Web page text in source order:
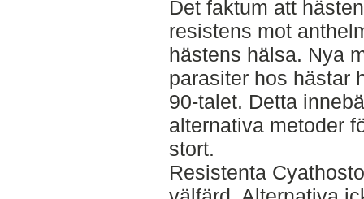
Det faktum att
resistens mot
hästens hälsa. Nya
parasiter hos hästar
90-talet. Detta
alternativa metoder
stort.
Resistenta